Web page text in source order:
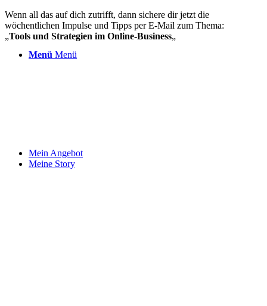
Menü Menü
Wenn all das auf dich zutrifft, dann sichere dir jetzt die
wöchentlichen Impulse und Tipps per E-Mail zum Thema:
„Tools und Strategien im Online-Business„
Mein Angebot
Meine Story